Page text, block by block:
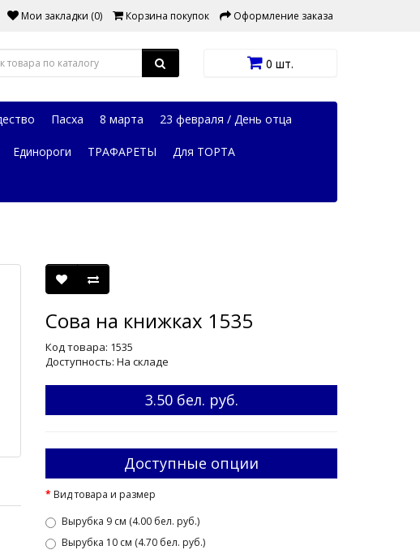
Мои закладки (0) Корзина покупок Оформление заказа
0 шт.
Пасха 8 марта 23 февраля / День отца
Единороги ТРАФАРЕТЫ Для ТОРТА
Сова на книжках 1535
Код товара: 1535
Доступность: На складе
3.50 бел. руб.
Доступные опции
Вид товара и размер
Вырубка 9 см (4.00 бел. руб.)
Вырубка 10 см (4.70 бел. руб.)